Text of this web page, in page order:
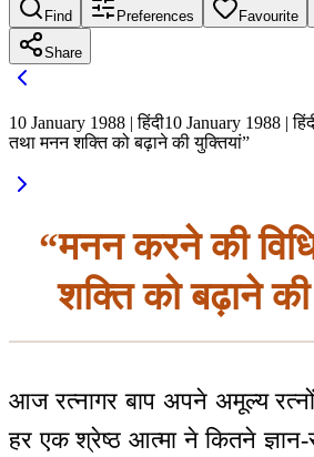
Find Preferences Favourite
Share
10 January 1988 | हिंदी10 January 1988 |
तथा मनन शक्ति को बढ़ाने की युक्तियां”
“मनन करने की
शक्ति को बढ़ाने की
आज रत्नागर बाप अपने अमूल्य
हर एक श्रेष्ठ आत्मा ने कितने ज्ञान-